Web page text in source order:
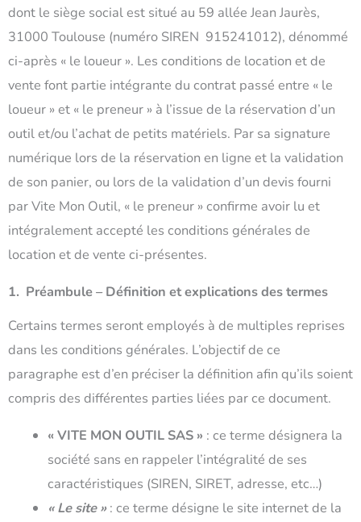
dont le siège social est situé au 59 allée Jean Jaurès,
31000 Toulouse (numéro SIREN 915241012), dénommé
ci-après « le loueur ». Les conditions de location et de
vente font partie intégrante du contrat passé entre « le
loueur » et « le preneur » à l’issue de la réservation d’un
outil et/ou l’achat de petits matériels. Par sa signature
numérique lors de la réservation en ligne et la validation
de son panier, ou lors de la validation d’un devis fourni
par Vite Mon Outil, « le preneur » confirme avoir lu et
intégralement accepté les conditions générales de
location et de vente ci-présentes.
1. Préambule – Définition et explications des termes
Certains termes seront employés à de multiples reprises
dans les conditions générales. L’objectif de ce
paragraphe est d’en préciser la définition afin qu’ils soient
compris des différentes parties liées par ce document.
« VITE MON OUTIL SAS » : ce terme désignera la
société sans en rappeler l’intégralité de ses
caractéristiques (SIREN, SIRET, adresse, etc…)
« Le site »: ce terme désigne le site internet de la